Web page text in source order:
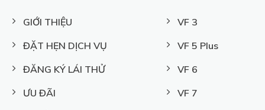
GIỚI THIỆU
ĐẶT HẸN DỊCH VỤ
ĐĂNG KÝ LÁI THỬ
ƯU ĐÃI
VF 3
VF 5 Plus
VF 6
VF 7